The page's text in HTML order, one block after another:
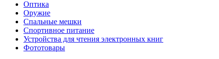
Оптика
Оружие
Спальные мешки
Спортивное питание
Устройства для чтения электронных книг
Фототовары